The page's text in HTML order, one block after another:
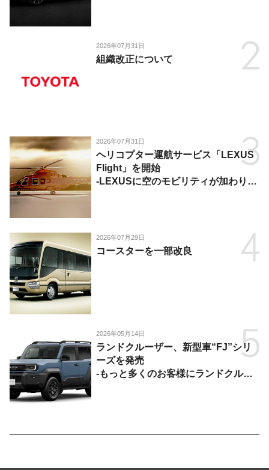
2026年07月31日
組織改正について
2026年07月31日
ヘリコプター運航サービス「LEXUS
Flight」を開始
-LEXUSに空のモビリティが加わり、
2026年07月29日
コースターを一部改良
2026年05月14日
ランドクルーザー、新型車“FJ”シリ
ーズを発売
-もっと多くのお客様にランドクルー